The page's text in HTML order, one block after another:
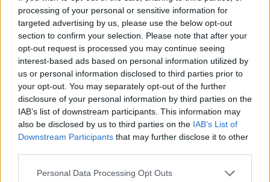
processing of your personal or sensitive information for
targeted advertising by us, please use the below opt-out
section to confirm your selection. Please note that after your
opt-out request is processed you may continue seeing
interest-based ads based on personal information utilized by
us or personal information disclosed to third parties prior to
your opt-out. You may separately opt-out of the further
disclosure of your personal information by third parties on the
IAB’s list of downstream participants. This information may
also be disclosed by us to third parties on the IAB’s List of
Downstream Participants that may further disclose it to other
Please note that this website/app uses one or more Google
Personal Data Processing Opt Outs
mérkőzésre kíváncsi
Az Éjjel-Nappal Budapest sztárja készíti fel sorozatbeli
partnereit a hétvégi sztárboxra, szerinte Zsuzsu fel fogja
adni Tamara ellen és a Bécy-Roli meccset várja
legjobban.